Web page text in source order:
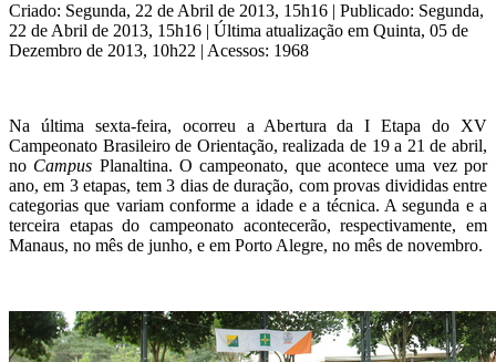
Criado: Segunda, 22 de Abril de 2013, 15h16 | Publicado: Segunda,
22 de Abril de 2013, 15h16 | Última atualização em Quinta, 05 de
Dezembro de 2013, 10h22 | Acessos: 1968
Na última sexta-feira, ocorreu a Abertura da I Etapa do XV
Campeonato Brasileiro de Orientação, realizada de 19 a 21 de abril,
no Campus Planaltina. O campeonato, que acontece uma vez por
ano, em 3 etapas, tem 3 dias de duração, com provas divididas entre
categorias que variam conforme a idade e a técnica. A segunda e a
terceira etapas do campeonato acontecerão, respectivamente, em
Manaus, no mês de junho, e em Porto Alegre, no mês de novembro.